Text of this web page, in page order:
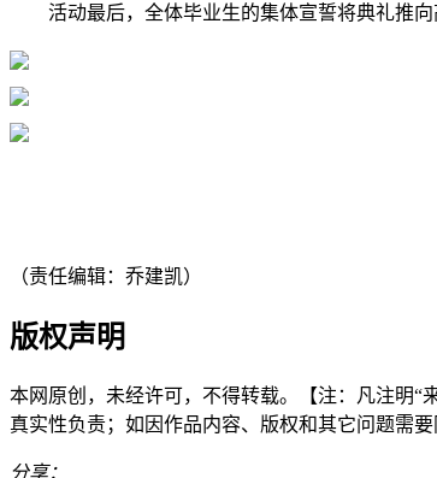
活动最后，全体毕业生的集体宣誓将典礼推
（责任编辑：乔建凯）
版权声明
本网原创，未经许可，不得转载。【注：凡注明“
真实性负责；如因作品内容、版权和其它问题需要
分享：